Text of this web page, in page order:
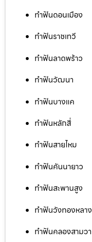
ทำฟันดอนเมือง
ทำฟันราชเทวี
ทำฟันลาดพร้าว
ทำฟันวัฒนา
ทำฟันบางแค
ทำฟันหลักสี่
ทำฟันสายไหม
ทำฟันคันนายาว
ทำฟันสะพานสูง
ทำฟันวังทองหลาง
ทำฟันคลองสามวา